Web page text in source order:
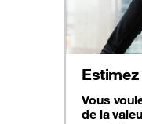
Vous
de la